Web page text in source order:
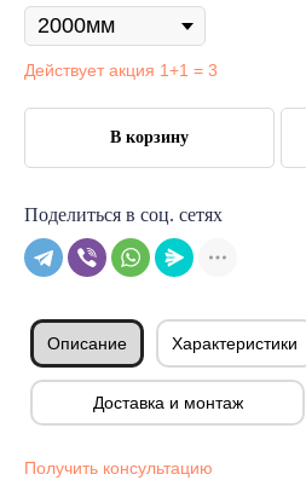
Действует акция 1+1 = 3
В корзину
Поделиться в соц. сетях
Описание Характеристики
Доставка и монтаж
Получить консультацию